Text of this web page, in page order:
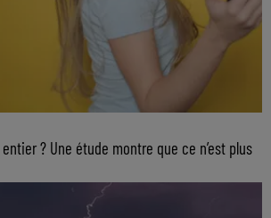
? Une étude montre que ce n’est plus